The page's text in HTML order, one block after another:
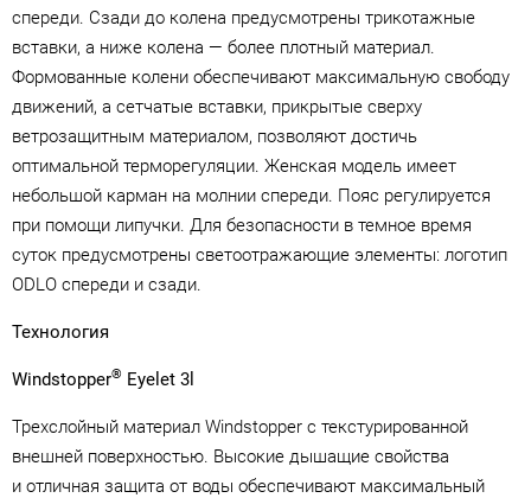
спереди. Сзади до колена предусмотрены трикотажные
вставки, а ниже колена — более плотный материал.
Формованные колени обеспечивают максимальную свободу
движений, а сетчатые вставки, прикрытые сверху
ветрозащитным материалом, позволяют достичь
оптимальной терморегуляции. Женская модель имеет
небольшой карман на молнии спереди. Пояс регулируется
при помощи липучки. Для безопасности в темное время
суток предусмотрены светоотражающие элементы: логотип
ODLO спереди и сзади.
Технология
Windstopper® Eyelet 3l
Трехслойный материал Windstopper с текстурированной
внешней поверхностью. Высокие дышащие свойства
и отличная защита от воды обеспечивают максимальный